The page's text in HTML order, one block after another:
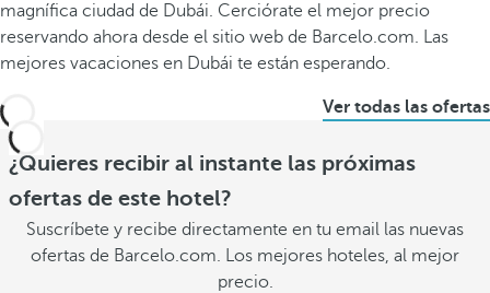
magnífica ciudad de Dubái. Cerciórate el mejor precio
reservando ahora desde el sitio web de Barcelo.com. Las
mejores vacaciones en Dubái te están esperando.
Ver todas las ofertas
¿Quieres recibir al instante las próximas
ofertas de este hotel?
Suscríbete y recibe directamente en tu email las nuevas
ofertas de Barcelo.com. Los mejores hoteles, al mejor
precio.